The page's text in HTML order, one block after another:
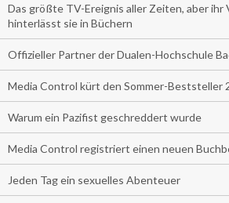
Das größte TV-Ereignis aller Zeiten, aber ihr
hinterlässt sie in Büchern
Offizieller Partner der Dualen-Hochschule
Media Control kürt den Sommer-Beststeller
Warum ein Pazifist geschreddert wurde
Media Control registriert einen neuen
Jeden Tag ein sexuelles Abenteuer